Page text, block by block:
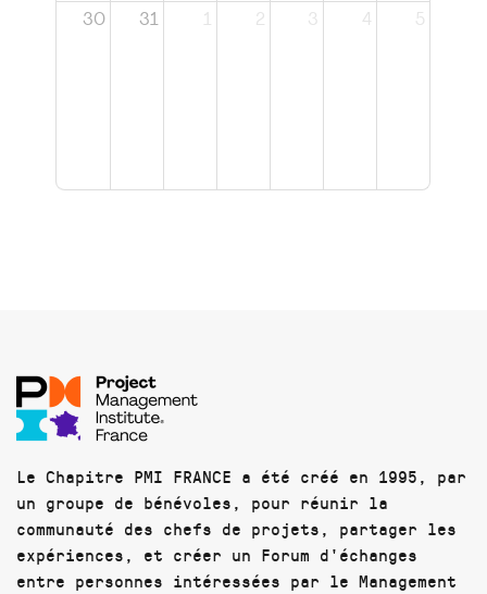
30 31 1 2 3 4 5
Le Chapitre PMI FRANCE a été créé en 1995, par
un groupe de bénévoles, pour réunir la
communauté des chefs de projets, partager les
expériences, et créer un Forum d'échanges
entre personnes intéressées par le Management